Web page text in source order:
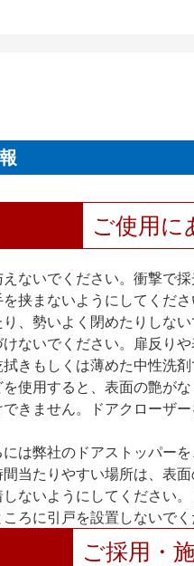
ご使用に
ないでください。衝撃で採
挟まないようにしてくださ
、勢いよく閉めたりしない
ないでください。扉反りや
きもしくは薄めた中性洗剤
使用すると、表面の艶が
きません。ドアクローザ
は弊社のドアストッパー
当たりやすい場所は、表
ないようにしてください。
ろに引戸を設置しないで
ご採用・